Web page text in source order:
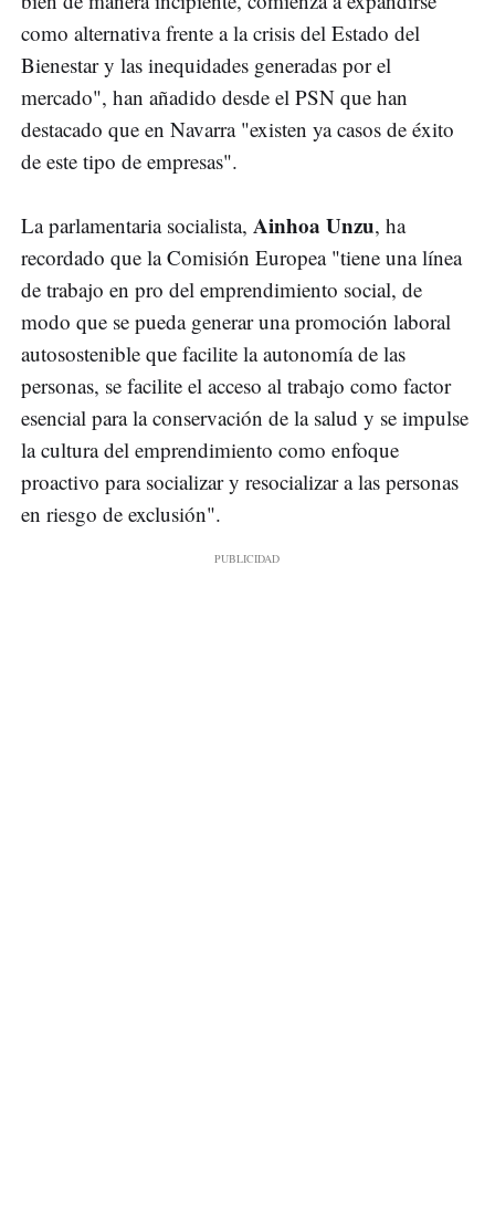
como alternativa frente a la crisis del Estado del
Bienestar y las inequidades generadas por el
mercado", han añadido desde el PSN que han
destacado que en Navarra "existen ya casos de éxito
de este tipo de empresas".
La parlamentaria socialista, Ainhoa Unzu, ha
recordado que la Comisión Europea "tiene una línea
de trabajo en pro del emprendimiento social, de
modo que se pueda generar una promoción laboral
autosostenible que facilite la autonomía de las
personas, se facilite el acceso al trabajo como factor
esencial para la conservación de la salud y se impulse
la cultura del emprendimiento como enfoque
proactivo para socializar y resocializar a las personas
en riesgo de exclusión".